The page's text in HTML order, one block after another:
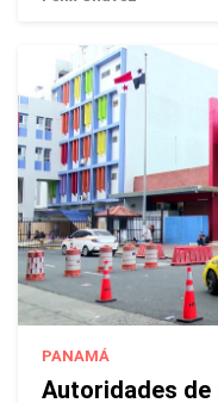
PANAMÁ
Autoridades